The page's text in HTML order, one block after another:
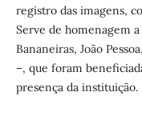
registro das imagens,
Serve de homenagem
Bananeiras, João
–, que foram
presença da instituição.